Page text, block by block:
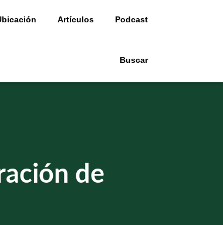
Artículos Podcast
Buscar
de